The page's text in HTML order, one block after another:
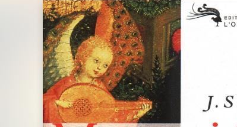
Decca
Classics